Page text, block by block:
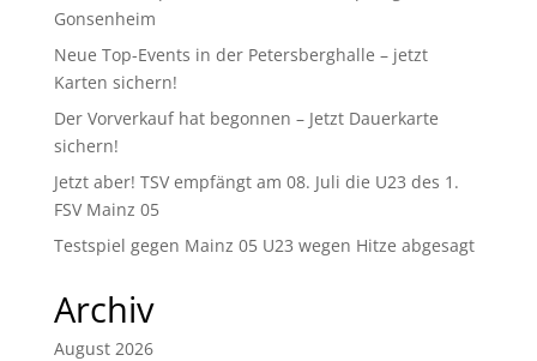
Gonsenheim
Neue Top-Events in der Petersberghalle – jetzt
Karten sichern!
Der Vorverkauf hat begonnen – Jetzt Dauerkarte
sichern!
Jetzt aber! TSV empfängt am 08. Juli die U23 des 1.
FSV Mainz 05
Testspiel gegen Mainz 05 U23 wegen Hitze abgesagt
Archiv
August 2026